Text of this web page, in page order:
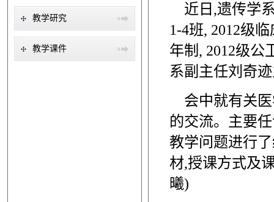
教学研究
教学课件
近日,遗传学
1-4班, 2012级
年制, 2012级公
系副主任刘奇
会中就有关医
的交流。主要
教学问题进行
材,授课方式及
曦)